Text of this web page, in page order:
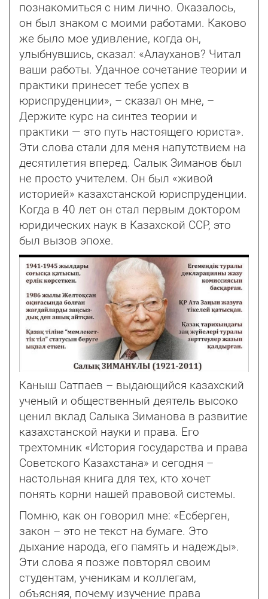
познакомиться с ним лично. Оказалось,
он был знаком с моими работами. Каково
же было мое удивление, когда он,
улыбнувшись, сказал: «Алауханов? Читал
ваши работы. Удачное сочетание теории и
практики принесет тебе успех в
юриспруденции», – сказал он мне, –
Держите курс на синтез теории и
практики — это путь настоящего юриста».
Эти слова стали для меня напутствием на
десятилетия вперед. Салык Зиманов был
не просто учителем. Он был «живой
историей» казахстанской юриспруденции.
Когда в 40 лет он стал первым доктором
юридических наук в Казахской ССР, это
был вызов эпохе.
Каныш Сатпаев – выдающийся казахский
ученый и общественный деятель высоко
ценил вклад Салыка Зиманова в развитие
казахстанской науки и права. Его
трехтомник «История государства и права
Советского Казахстана» и сегодня –
настольная книга для тех, кто хочет
понять корни нашей правовой системы.
Помню, как он говорил мне: «Есберген,
закон – это не текст на бумаге. Это
дыхание народа, его память и надежды».
Эти слова я позже повторял своим
студентам, ученикам и коллегам,
объясняя, почему изучение права